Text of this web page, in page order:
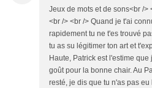
Jeux de mots et de sons<br /
<br /> <br /> Quand je t'ai
rapidement tu ne t'es trouvé
tu as su légitimer ton art et
Haute, Patrick est l'estime
goût pour la bonne chair. Au
resté, je dis que tu n'as pas